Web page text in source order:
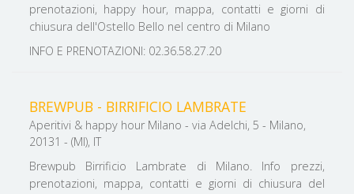
prenotazioni, happy hour, mappa, contatti e giorni di
chiusura dell'Ostello Bello nel centro di Milano
INFO E PRENOTAZIONI: 02.36.58.27.20
BREWPUB - BIRRIFICIO LAMBRATE
Aperitivi & happy hour Milano - via Adelchi, 5 - Milano,
20131 - (MI), IT
Brewpub Birrificio Lambrate di Milano. Info prezzi,
prenotazioni, mappa, contatti e giorni di chiusura del